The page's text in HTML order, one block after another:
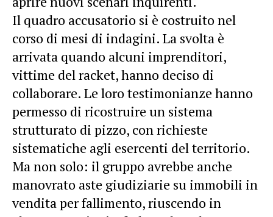
Il quadro accusatorio si è costruito nel
corso di mesi di indagini. La svolta è
arrivata quando alcuni imprenditori,
vittime del racket, hanno deciso di
collaborare. Le loro testimonianze hanno
permesso di ricostruire un sistema
strutturato di pizzo, con richieste
sistematiche agli esercenti del territorio.
Ma non solo: il gruppo avrebbe anche
manovrato aste giudiziarie su immobili in
vendita per fallimento, riuscendo in